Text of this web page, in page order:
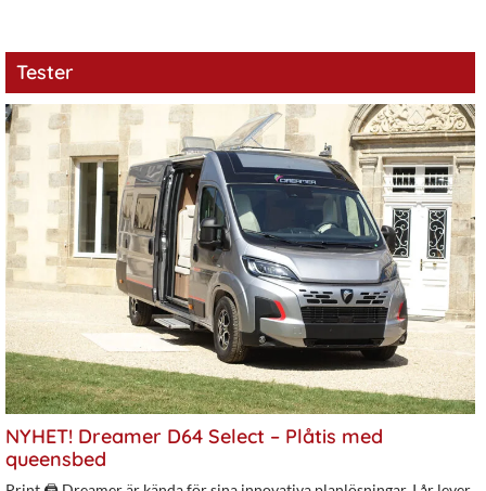
Tester
NYHET! Dreamer D64 Select – Plåtis med
queensbed